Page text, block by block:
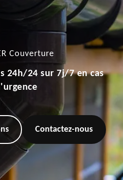
Couverture
24h/24 sur 7j/7 en cas
Contactez-nous